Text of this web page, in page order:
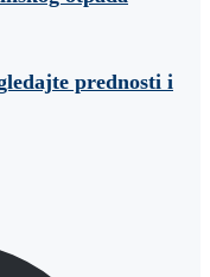
prednosti i